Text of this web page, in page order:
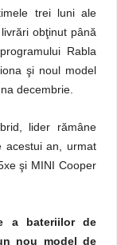
trei luni ale
obţinut până
Rabla
şi noul model
decembrie.
lider rămâne
acestui an, urmat
şi MINI Cooper
a bateriilor de
nou model de